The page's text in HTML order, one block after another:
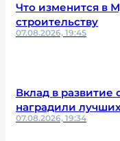
Что изменится в
строительству
07.08.2026, 19:45
Вклад в развитие
наградили
07.08.2026, 19:34